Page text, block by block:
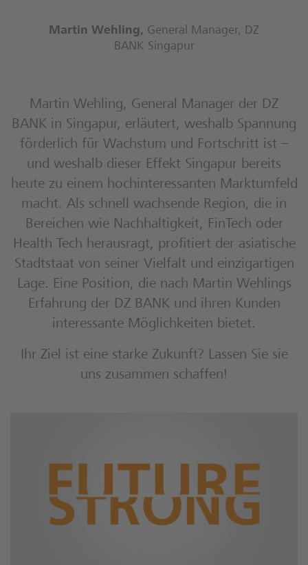
Martin Wehling, General Manager, DZ
BANK Singapur
Martin Wehling, General Manager der DZ
BANK in Singapur, erläutert, weshalb Spannung
förderlich für Wachstum und Fortschritt ist –
und weshalb dieser Effekt Singapur bereits
heute zu einem hochinteressanten Marktumfeld
macht. Als schnell wachsende Region, die in
Bereichen wie Nachhaltigkeit, FinTech oder
Health Tech herausragt, profitiert der asiatische
Stadtstaat von seiner Vielfalt und einzigartigen
Lage. Eine Position, die nach Martin Wehlings
Erfahrung der DZ BANK und ihren Kunden
interessante Möglichkeiten bietet.
Ihr Ziel ist eine starke Zukunft? Lassen Sie sie
uns zusammen schaffen!